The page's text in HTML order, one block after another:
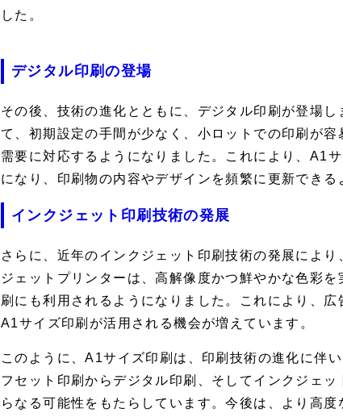
した。
デジタル印刷の登場
その後、技術の進化とともに、デジタル印刷が登場
て、初期設定の手間が少なく、小ロットでの印刷が
需要に対応するようになりました。これにより、A1
になり、印刷物の内容やデザインを頻繁に更新できる
インクジェット印刷技術の発展
さらに、近年のインクジェット印刷技術の発展によ
ジェットプリンターは、高解像度かつ鮮やかな色彩
刷にも利用されるようになりました。これにより、
A1サイズ印刷が活用される機会が増えています。
このように、A1サイズ印刷は、印刷技術の進化に伴
フセット印刷からデジタル印刷、そしてインクジェ
らなる可能性をもたらしています。今後は、より高